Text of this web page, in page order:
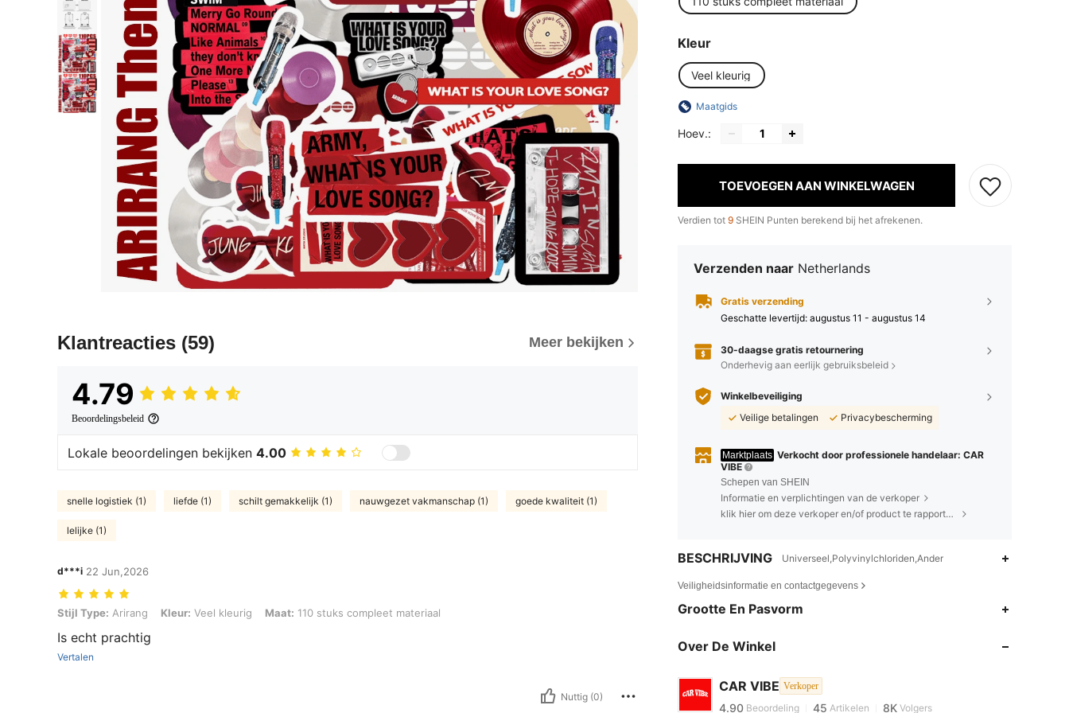
Klantreacties (59) Meer bekijken
4.79
Beoordelingsbeleid
Lokale beoordelingen bekijken 4.00
snelle logistiek (1) liefde (1) schilt gemakkelijk (1) nauwgezet vakmanschap (1) goede kwaliteit (1)
lelijke (1)
d***i 22 Jun,2026
Stijl Type: Arirang, Kleur: Veel kleurig, Maat: 110 stuks compleet materiaal
Stijl Type: Arirang Kleur: Veel kleurig Maat: 110 stuks compleet materiaal
Is echt prachtig
Vertalen
Nuttig (0)
Kleur
Veel kleurig
Maatgids
Hoev.:
TOEVOEGEN AAN WINKELWAGEN
Verdien tot 9 SHEIN Punten berekend bij het afrekenen.
Verzenden naar Netherlands
Gratis verzending
Geschatte levertijd: augustus 11 - augustus 14
30-daagse gratis retournering
Onderhevig aan eerlijk gebruiksbeleid
Winkelbeveiliging
Veilige betalingen
Privacybescherming
Marktplaats Verkocht door professionele handelaar: CAR
VIBE
Schepen van SHEIN
Informatie en verplichtingen van de verkoper
klik hier om deze verkoper en/of product te rapporteren.
BESCHRIJVING Universeel,Polyvinylchloriden,Ander
Veiligheidsinformatie en contactgegevens
Grootte En Pasvorm
Over De Winkel
CAR VIBE Verkoper
4.90
4.90 Beoordeling 45 Artikelen 8K Volgers